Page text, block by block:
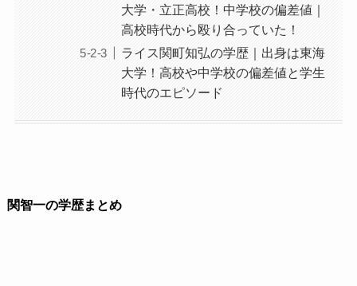
大学・立正高校！中学校の偏差値｜
高校時代から殴り合っていた！
ライス関町知弘の学歴｜出身は東海
大学！高校や中学校の偏差値と学生
時代のエピソード
関智一の学歴まとめ